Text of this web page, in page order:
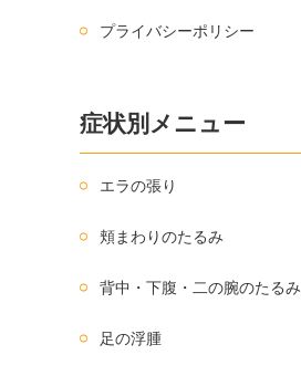
プライバシーポリシー
症状別メニュー
エラの張り
頬まわりのたるみ
背中・下腹・二の腕のたるみ
足の浮腫